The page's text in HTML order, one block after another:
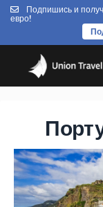
Подпишись и
евро!